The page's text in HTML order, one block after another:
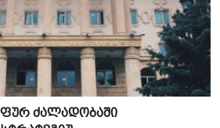
ძალადობაში